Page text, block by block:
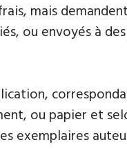
mais demandent
ou envoyés à
ou papier et
exemplaires